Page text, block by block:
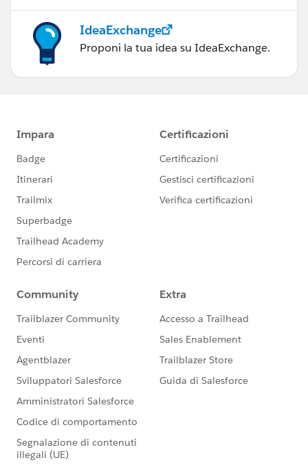
IdeaExchange
Proponi la tua idea su IdeaExchange.